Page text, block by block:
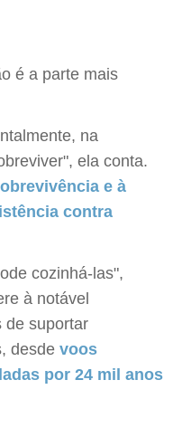
é a parte mais
na
ela conta.
e à
contra
cozinhá-las",
à notável
de suportar
desde voos
por 24 mil anos